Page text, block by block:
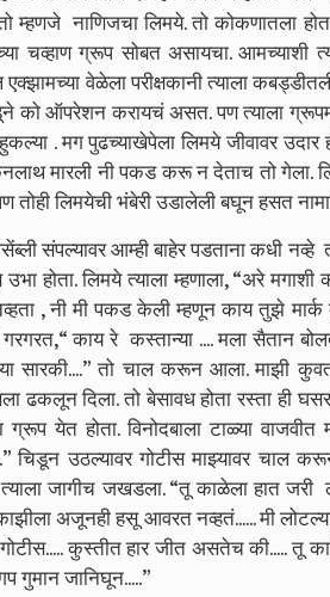
म्हणजे नाणिजचा लिमये. तो कोकणातला
चव्हाण ग्रूप सोबत असायचा. आमच्याशी
एक्झामच्या वेळेला परीक्षकानी त्याला
को ऑपरेशन करायचं असत. पण त्याला
. मग पुढच्याखेपेला लिमये जीवावर
मारली नी पकड करू न देताच तो गेला.
तोही लिमयेची भंबेरी उडालेली बघून हसत
संपल्यावर आम्ही बाहेर पडताना कधी
उभा होता. लिमये त्याला म्हणाला, “अरे
, नी मी पकड केली म्हणून काय तुझे मार्क
गरगरत,“ काय रे कस्तान्या .... मला सैतान
सारकी....” तो चाल करून आला. माझी
ढकलून दिला. तो बेसावध होता रस्ता ही
ग्रूप येत होता. विनोदबाला टाळ्या
चिडून उठल्यावर गोटीस माझ्यावर चाल
जागीच जखडला. “तू काळेला हात
अजूनही हसू आवरत नव्हतं...... मी
कुस्तीत हार जीत असतेच की..... तू
गुमान जानिघून.....”